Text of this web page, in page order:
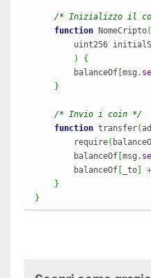
/* Inizializzo il
function NomeCripto(
uint256
)
{
        balanceOf
msg.
}
/* Invio i coin */
function transfer(
        require
(
        balanceOf
msg.
        balanceOf
_to
}
}